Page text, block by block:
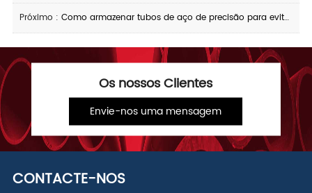
Próximo : Como armazenar tubos de aço de precisão para evitar ferrugem e prolongar a vida útil
Os nossos Clientes
Envie-nos uma mensagem
CONTACTE-NOS